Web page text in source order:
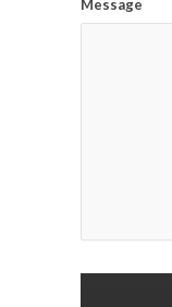
Message